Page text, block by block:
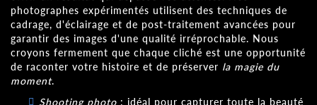
photographes expérimentés utilisent des techniques de
cadrage, d'éclairage et de post-traitement avancées pour
garantir des images d'une qualité irréprochable. Nous
croyons fermement que chaque cliché est une opportunité
de raconter votre histoire et de préserver la magie du
moment.
Shooting photo : idéal pour capturer toute la beauté